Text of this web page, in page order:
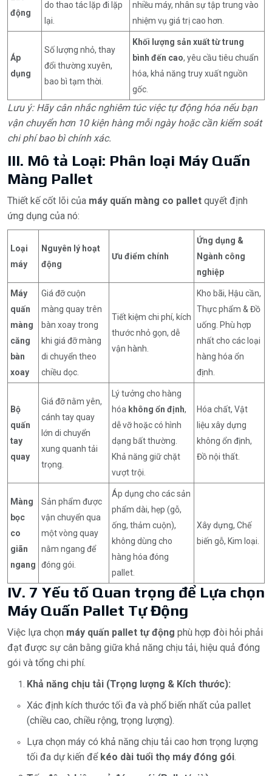
động
do thao tác lặp đi lặp
lại.
nhiều máy, nhân sự tập trung vào
nhiệm vụ giá trị cao hơn.
Áp
dụng
Số lượng nhỏ, thay
đổi thường xuyên,
bao bì tạm thời.
Khối lượng sản xuất từ trung
bình đến cao, yêu cầu tiêu chuẩn
hóa, khả năng truy xuất nguồn
gốc.
Lưu ý: Hãy cân nhắc nghiêm túc việc tự động hóa nếu bạn
vận chuyển hơn 10 kiện hàng mỗi ngày hoặc cần kiểm soát
chi phí bao bì chính xác.
III. Mô tả Loại: Phân loại Máy Quấn
Màng Pallet
Thiết kế cốt lõi của máy quấn màng co pallet quyết định
ứng dụng của nó:
Loại
máy
Nguyên lý hoạt
động
Ưu điểm chính
Ứng dụng &
Ngành công
nghiệp
Máy
quấn
màng
căng
bàn
xoay
Giá đỡ cuộn
màng quay trên
bàn xoay trong
khi giá đỡ màng
di chuyển theo
chiều dọc.
Tiết kiệm chi phí, kích
thước nhỏ gọn, dễ
vận hành.
Kho bãi, Hậu cần,
Thực phẩm & Đồ
uống. Phù hợp
nhất cho các loại
hàng hóa ổn
định.
Bộ
quấn
tay
quay
Giá đỡ nằm yên,
cánh tay quay
lớn di chuyển
xung quanh tải
trọng.
Lý tưởng cho hàng
hóa không ổn định,
dễ vỡ hoặc có hình
dạng bất thường.
Khả năng giữ chặt
vượt trội.
Hóa chất, Vật
liệu xây dựng
không ổn định,
Đồ nội thất.
Màng
bọc
co
giãn
ngang
Sản phẩm được
vận chuyển qua
một vòng quay
nằm ngang để
đóng gói.
Áp dụng cho các sản
phẩm dài, hẹp (gỗ,
ống, thảm cuộn),
không dùng cho
hàng hóa đóng
pallet.
Xây dựng, Chế
biến gỗ, Kim loại.
IV. 7 Yếu tố Quan trọng để Lựa chọn
Máy Quấn Pallet Tự Động
Việc lựa chọn máy quấn pallet tự động phù hợp đòi hỏi phải
đạt được sự cân bằng giữa khả năng chịu tải, hiệu quả đóng
gói và tổng chi phí.
Khả năng chịu tải (Trọng lượng & Kích thước):
Xác định kích thước tối đa và phổ biến nhất của pallet
(chiều cao, chiều rộng, trọng lượng).
Lựa chọn máy có khả năng chịu tải cao hơn trọng lượng
tối đa dự kiến để kéo dài tuổi thọ máy đóng gói.